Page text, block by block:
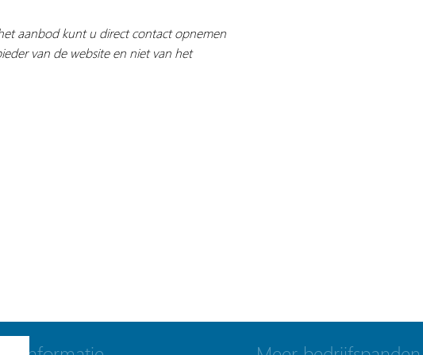
aanbod kunt u direct contact opnemen
van de website en niet van het